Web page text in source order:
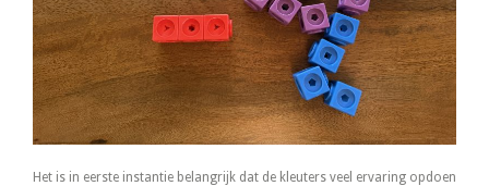
Het is in eerste instantie belangrijk dat de kleuters veel ervaring opdoen